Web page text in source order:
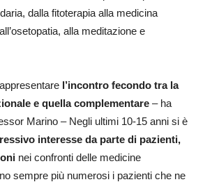
dalla fitoterapia alla medicina
alla meditazione e
l’incontro fecondo tra la
e quella complementare – ha
Marino – Negli ultimi 10-15 anni si è
interesse da parte di pazienti,
nei confronti delle medicine
sempre più numerosi i pazienti che ne